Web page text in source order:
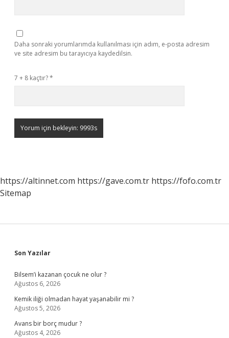
Daha sonraki yorumlarımda kullanılması için adım, e-posta adresim
ve site adresim bu tarayıcıya kaydedilsin.
7 + 8 kaçtır?*
https://altinnet.com https://gave.com.tr https://fofo.com.tr
Sitemap
Sidebar
Son Yazılar
Bilsem’i kazanan çocuk ne olur ?
Ağustos 6, 2026
Kemik iliği olmadan hayat yaşanabilir mi ?
Ağustos 5, 2026
Avans bir borç mudur ?
Ağustos 4, 2026